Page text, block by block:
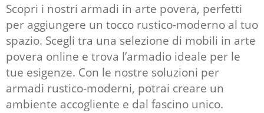
Scopri i nostri armadi in arte povera, perfetti
per aggiungere un tocco rustico-moderno al tuo
spazio. Scegli tra una selezione di mobili in arte
povera online e trova l’armadio ideale per le
tue esigenze. Con le nostre soluzioni per
armadi rustico-moderni, potrai creare un
ambiente accogliente e dal fascino unico.